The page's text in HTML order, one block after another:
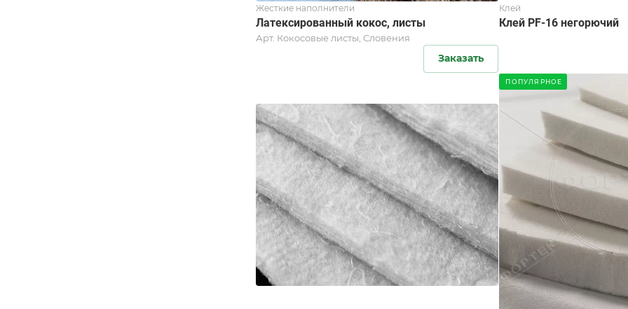
Жесткие наполнители
Латексированный кокос, листы
Арт. Кокосовые листы, Словения
Заказать
Клей
Клей PF-16 негорючий
ПОПУЛЯРНОЕ